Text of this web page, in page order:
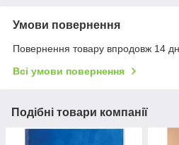
Умови повернення
Повернення товару впродовж 14
Всі умови повернення
Подібні товари компанії